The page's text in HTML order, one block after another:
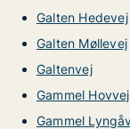
Galten Hedevej
Galten Møllevej
Galtenvej
Gammel Hovvej
Gammel